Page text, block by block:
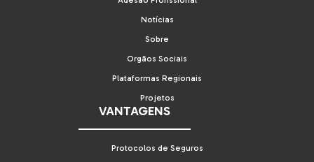
Notícias
Sobre
Orgãos Sociais
Plataformas Regionais
Projetos
VANTAGENS
Protocolos de Seguros